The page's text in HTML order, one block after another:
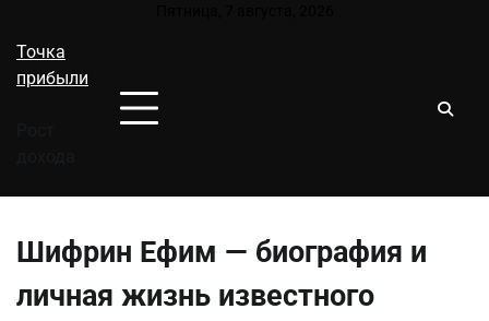
содержимому
Точка
прибыли
Шифрин Ефим — биография и
личная жизнь известного